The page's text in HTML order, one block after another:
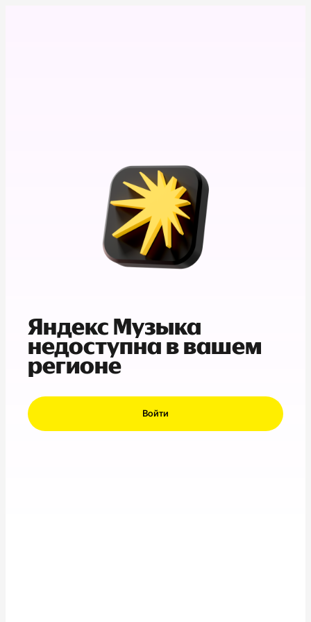
Яндекс Музыка
недоступна в вашем
регионе
Войти